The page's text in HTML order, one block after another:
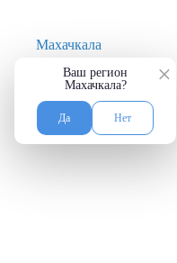
Махачкала
×
Ваш регион
Махачкала?
Да Нет